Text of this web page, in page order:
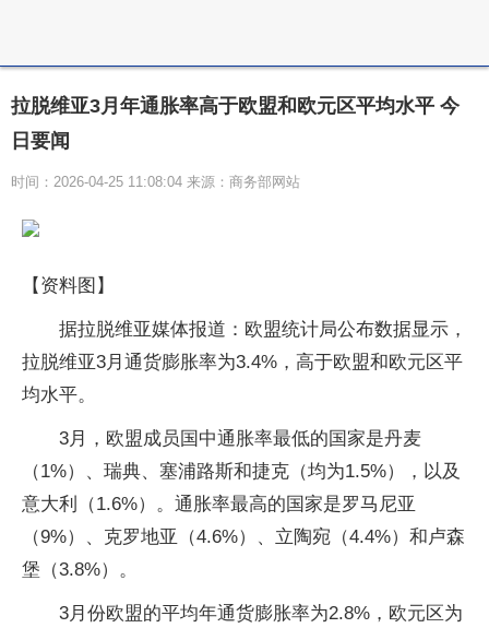
拉脱维亚3月年通胀率高于欧盟和欧元区平均水平 今
日要闻
时间：2026-04-25 11:08:04 来源：商务部网站
【资料图】
据拉脱维亚媒体报道：欧盟统计局公布数据显示，
拉脱维亚3月通货膨胀率为3.4%，高于欧盟和欧元区平
均水平。
3月，欧盟成员国中通胀率最低的国家是丹麦
（1%）、瑞典、塞浦路斯和捷克（均为1.5%），以及
意大利（1.6%）。通胀率最高的国家是罗马尼亚
（9%）、克罗地亚（4.6%）、立陶宛（4.4%）和卢森
堡（3.8%）。
3月份欧盟的平均年通货膨胀率为2.8%，欧元区为